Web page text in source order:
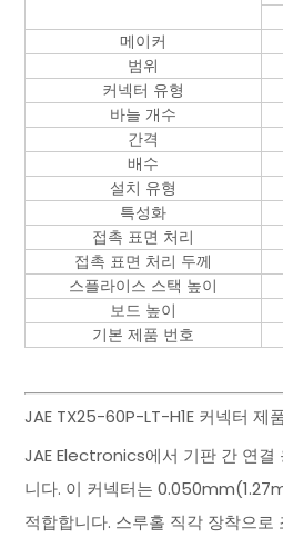
메이커
범위
커넥터 유형
바늘 개수
간격
배수
설치 유형
특성화
접촉 표면 처리
접촉 표면 처리 두께
스플라이스 스택 높이
보드 높이
기본 제품 번호
JAE TX25-60P-LT-H1E 커넥터 제
JAE Electronics에서 기판 간 연결
니다. 이 커넥터는
적합합니다. 스루홀 직각 장착으